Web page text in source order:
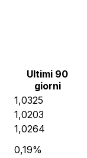
Ultimi 90
giorni
1,0325
1,0203
1,0264
0,19%